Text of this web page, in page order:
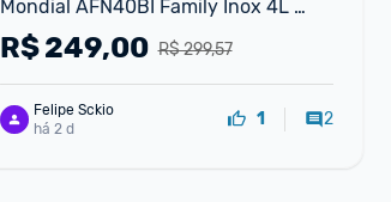
Mondial AFN40BI Family Inox 4L
PretaInox - 110V
R$ 299,57
R$249,00
Felipe Sckio
há 2 d
1 2